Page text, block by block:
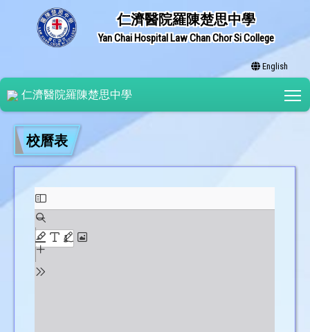
仁濟醫院羅陳楚思中學
Yan Chai Hospital Law Chan Chor Si College
English
仁濟醫院羅陳楚思中學
校曆表